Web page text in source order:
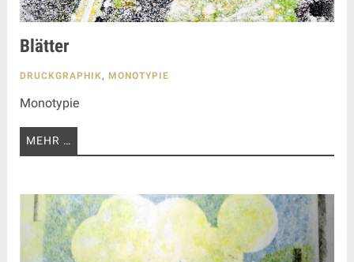
Blätter
DRUCKGRAPHIK, MONOTYPIE
Monotypie
MEHR …